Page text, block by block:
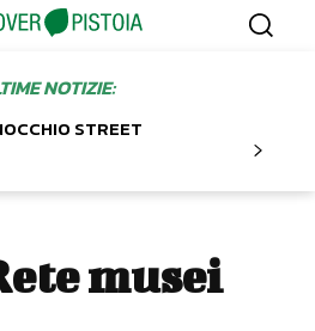
NOTIZIE:
STREET
musei